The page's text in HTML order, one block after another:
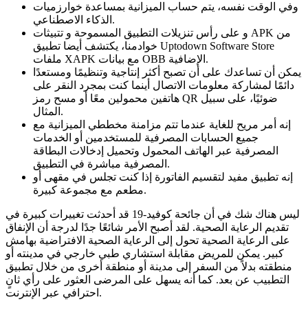
وفي الوقت نفسه، يتم حساب الميزانية بمساعدة خوارزميات
الذكاء الاصطناعي.
و على رأس تنزيلات التطبيق المسموحة و تتبيثات APK من
خوادمنا، يكتشف أيضا تطبيق Uptodown Software Store
ملفات XAPK مع بيانات OBB الإضافية.
يمكن أن تساعدك على أن تصبح أكثر إنتاجية وتنظيمًا ومستعدًا
دائمًا لمشاركة معلومات الاتصال أينما كنت بمجرد النقر على
هاتفين محمولين معًا أو مسح رمز QR ضوئيًا، على سبيل
المثال.
إنه أمر مريح للغاية عندما تتم مزامنة مخططي الميزانية مع
جميع الحسابات المصرفية للمستخدمين أو الخدمات
المصرفية عبر الهاتف المحمول وتحميل إدخالات البطاقة
المصرفية مباشرة في التطبيق.
إنه تطبيق مفيد لتقسيم الفاتورة إذا كنت تجلس في مقهى أو
مطعم مع مجموعة كبيرة.
ليس هناك شك في أن جائحة كوفيد-19 قد أحدثت تغييرات كبيرة في
تقديم الرعاية الصحية. لقد أصبح الأمر شائعًا جدًا لدرجة أن الإنفاق
على الرعاية الصحية تحول إلى الرعاية الصحية الافتراضية بهامش
كبير. يمكن للمريض مقابلة استشاري طبي خارجي في مدينته أو
منطقته بدلاً من السفر إلى مدينة أو منطقة أخرى من خلال تطبيق
التطبيب عن بعد. كما أنه يسهل على المرضى العثور على رأي ثانٍ
احترافي عبر الإنترنت.